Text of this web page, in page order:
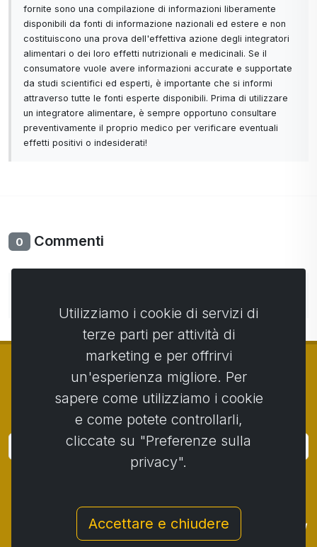
fornite sono una compilazione di informazioni liberamente
disponibili da fonti di informazione nazionali ed estere e non
costituiscono una prova dell'effettiva azione degli integratori
alimentari o dei loro effetti nutrizionali e medicinali. Se il
consumatore vuole avere informazioni accurate e supportate
da studi scientifici ed esperti, è importante che si informi
attraverso tutte le fonti esperte disponibili. Prima di utilizzare
un integratore alimentare, è sempre opportuno consultare
preventivamente il proprio medico per verificare eventuali
effetti positivi o indesiderati!
0 Commenti
© Copyright 2014 - 2026 Activstar
Contatto / Termini e condizioni
Protezione dei dati personali
/ Procedura di reclamo
/
Protocollo di reclamo / Recesso dal contratto
Utilizziamo i cookie di servizi di
terze parti per attività di
marketing e per offrirvi
un'esperienza migliore. Per
sapere come utilizziamo i cookie
e come potete controllarli,
cliccate su "Preferenze sulla
privacy".
Accettare e chiudere